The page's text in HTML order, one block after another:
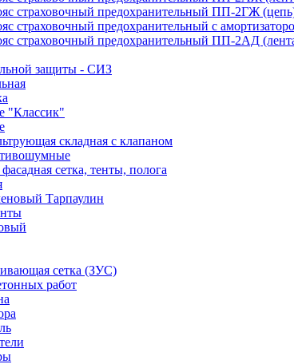
страховочный предохранительный ПП-2ГЖ
страховочный предохранительный с
страховочный предохранительный ПП-2АД
защиты - СИЗ
"Классик"
складная с клапаном
сетка, тенты, полога
Тарпаулин
сетка (ЗУС)
работ